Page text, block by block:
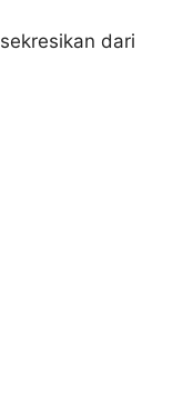
dari